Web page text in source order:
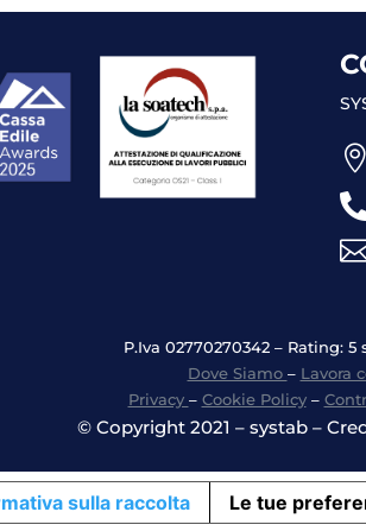

P.Iva 02770270342 – Rating: 5
Dove Siamo – Lavora
Privacy – Cookie Policy–
© Copyright 2021 – systab –
sulla raccolta Le tue